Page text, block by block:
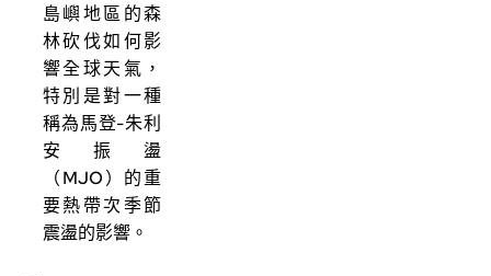
島嶼地區的森
林砍伐如何影
響全球天氣，
特別是對一種
稱為馬登-朱利
安振盪
（MJO）的重
要熱帶次季節
震盪的影響。